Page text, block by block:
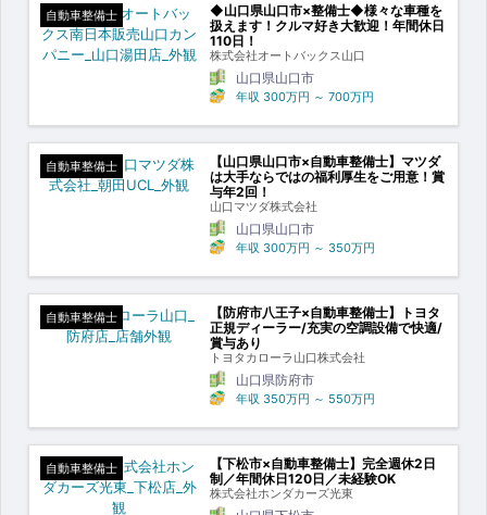
自動車整備士
◆山口県山口市×整備士◆様々な車種を
扱えます！クルマ好き大歓迎！年間休日
110日！
株式会社オートバックス山口
山口県山口市
年収 300万円 ～ 700万円
自動車整備士
【山口県山口市×自動車整備士】マツダ
は大手ならではの福利厚生をご用意！賞
与年2回！
山口マツダ株式会社
山口県山口市
年収 300万円 ～ 350万円
自動車整備士
【防府市八王子×自動車整備士】トヨタ
正規ディーラー/充実の空調設備で快適/
賞与あり
トヨタカローラ山口株式会社
山口県防府市
年収 350万円 ～ 550万円
自動車整備士
【下松市×自動車整備士】完全週休2日
制／年間休日120日／未経験OK
株式会社ホンダカーズ光東